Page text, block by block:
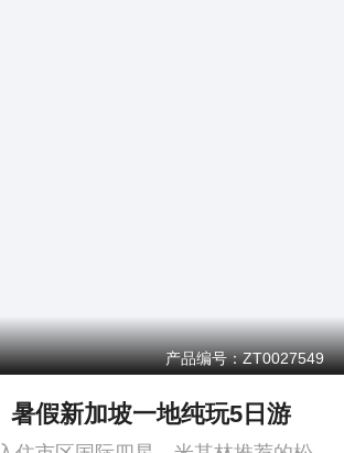
产品编号：ZT0027549
暑假新加坡一地纯玩5日游